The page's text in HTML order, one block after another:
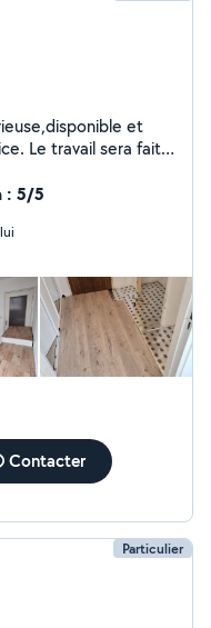
Le travail sera fait
: 5/5
Contacter
Particulier